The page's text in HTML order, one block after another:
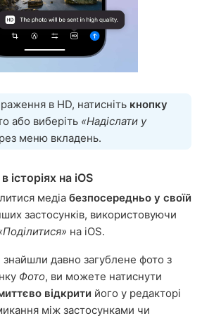
в HD, натисніть кнопку
або виберіть «Надіслати у
меню вкладень.
на iOS
медіа безпосередньо у своїй
застосунків, використовуючи
на iOS.
давно загублене фото з
Фото, ви можете натиснути
відкрити його у редакторі
між застосунками чи